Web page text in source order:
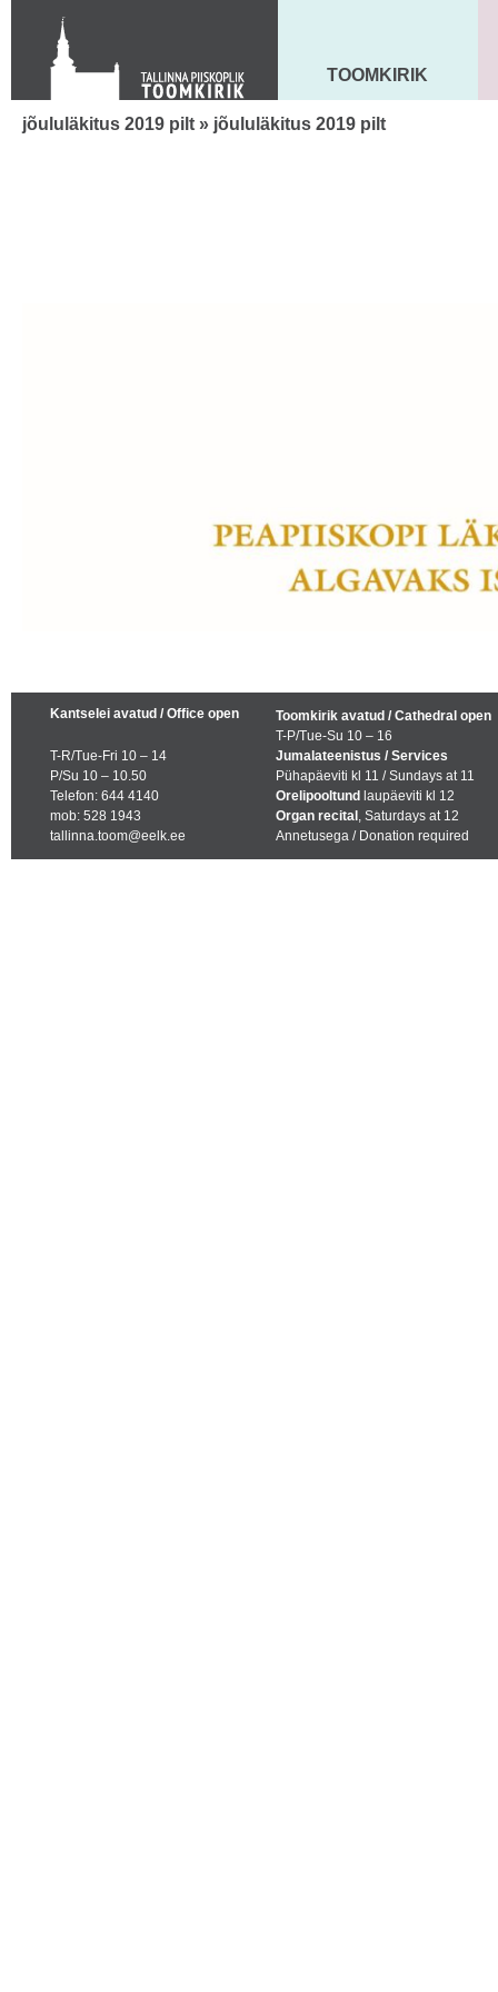
Toom-Kooli 6, 10130 TALLINN
tallinna.toom
+372 644 4140
MAARJA KIRIK
TOOMKIRIK
jõululäkitus 2019 pilt » jõululäkitus 2019 pilt
Kantselei avatud / Office open
T-R/Tue-Fri 10 – 14
P/Su 10 – 10.50
Telefon: 644 4140
mob: 528 1943
tallinna.toom@eelk.ee
Toomkirik avatud / Cathedral open
T-P/Tue-Su 10 – 16
Jumalateenistus / Services
Pühapäeviti kl 11 / Sundays at 11
Orelipooltund laupäeviti kl 12
Organ recital , Saturdays at 12
Annetusega / Donation required